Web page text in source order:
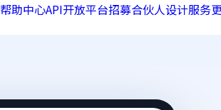
帮助中心API开放平台招募合伙人设计服务